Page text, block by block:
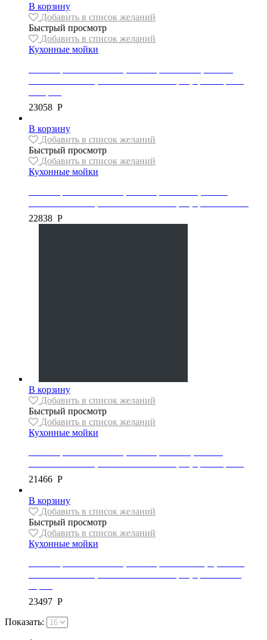
В корзину
Добавить в список желаний
Быстрый просмотр
Добавить в список желаний
Кухонные мойки
23058 Р
В корзину
Добавить в список желаний
Быстрый просмотр
Добавить в список желаний
Кухонные мойки
22838 Р
В корзину
Добавить в список желаний
Быстрый просмотр
Добавить в список желаний
Кухонные мойки
21466 Р
В корзину
Добавить в список желаний
Быстрый просмотр
Добавить в список желаний
Кухонные мойки
23497 Р
Показать: